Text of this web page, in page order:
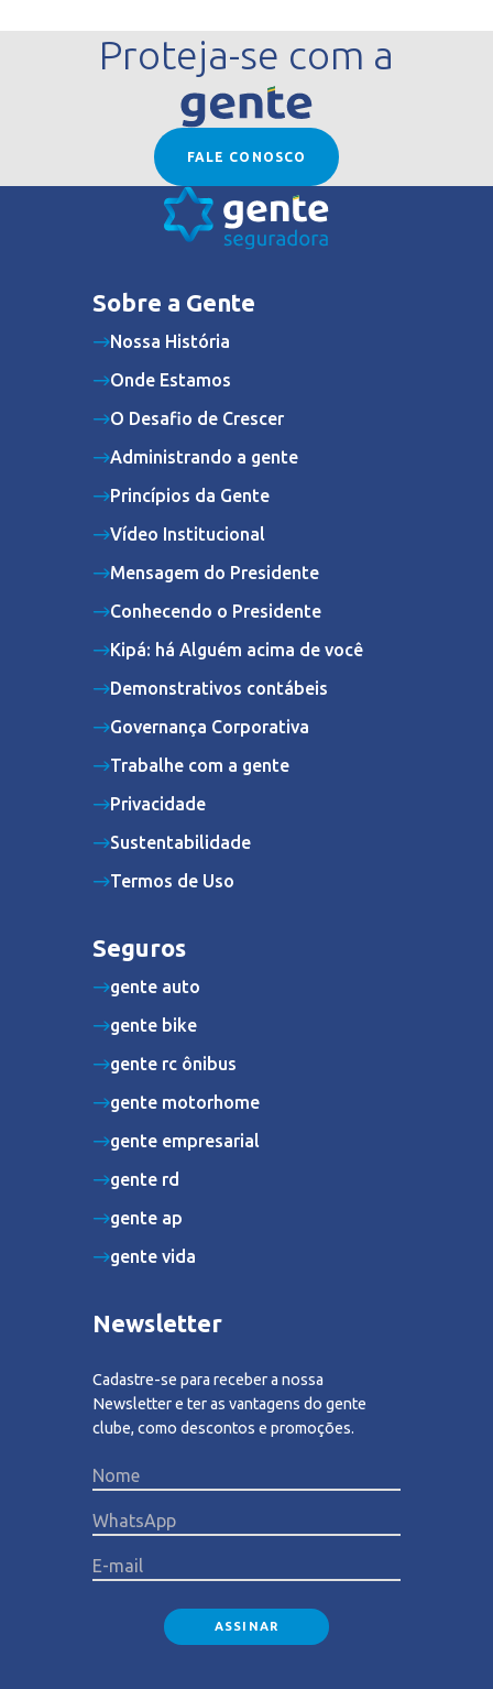
Proteja-se com a
FALE CONOSCO
Sobre a Gente
Nossa História
Onde Estamos
O Desafio de Crescer
Administrando a gente
Princípios da Gente
Vídeo Institucional
Mensagem do Presidente
Conhecendo o Presidente
Kipá: há Alguém acima de você
Demonstrativos contábeis
Governança Corporativa
Trabalhe com a gente
Privacidade
Sustentabilidade
Termos de Uso
Seguros
gente auto
gente bike
gente rc ônibus
gente motorhome
gente empresarial
gente rd
gente ap
gente vida
Newsletter
Cadastre-se para receber a nossa
Newsletter e ter as vantagens do gente
clube, como descontos e promoções.